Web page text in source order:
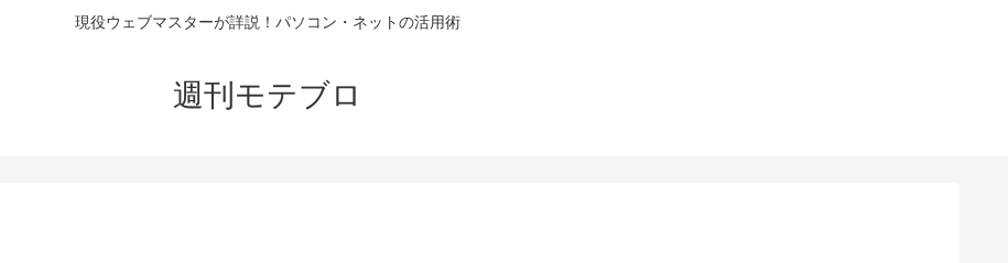
現役ウェブマスターが詳説！パソコン・ネットの活用術
週刊モテブロ